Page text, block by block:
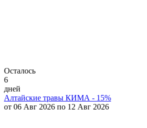
Осталось
6
дней
Алтайские травы КИМА - 15%
от 06 Авг 2026 по 12 Авг 2026